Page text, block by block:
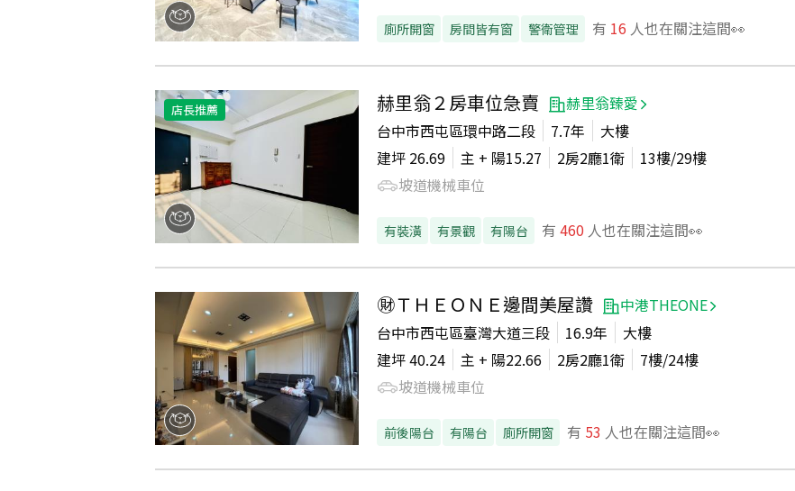
廁所開窗 房間皆有窗 警衛管理 有 16 人也在關注這間👀
店長推薦 赫里翁２房車位急賣
赫里翁臻愛
台中市西屯區環中路二段
7.7年
大樓
建坪 26.69 主 + 陽15.27 2房2廳1衛 13樓/29樓
坡道機械車位
有裝潢 有景觀 有陽台 有 460 人也在關注這間👀
㊖ＴＨＥＯＮＥ邊間美屋讚
中港THEONE
台中市西屯區臺灣大道三段
16.9年
大樓
建坪40.24 主 + 陽22.66 2房2廳1衛 7樓/24樓
坡道機械車位
前後陽台 有陽台 廁所開窗 有 53 人也在關注這間👀